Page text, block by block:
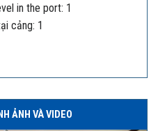
in the port: 1
cảng: 1
ẢNH VÀ VIDEO